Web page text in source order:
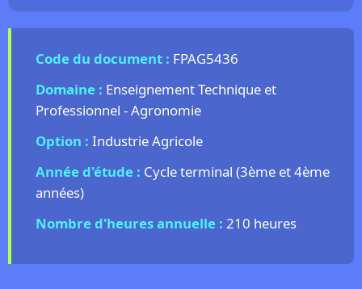
Code du document : FPAG5436
Domaine : Enseignement Technique et
Professionnel - Agronomie
Option : Industrie Agricole
Année d'étude : Cycle terminal (3ème et 4ème
années)
Nombre d'heures annuelle : 210 heures